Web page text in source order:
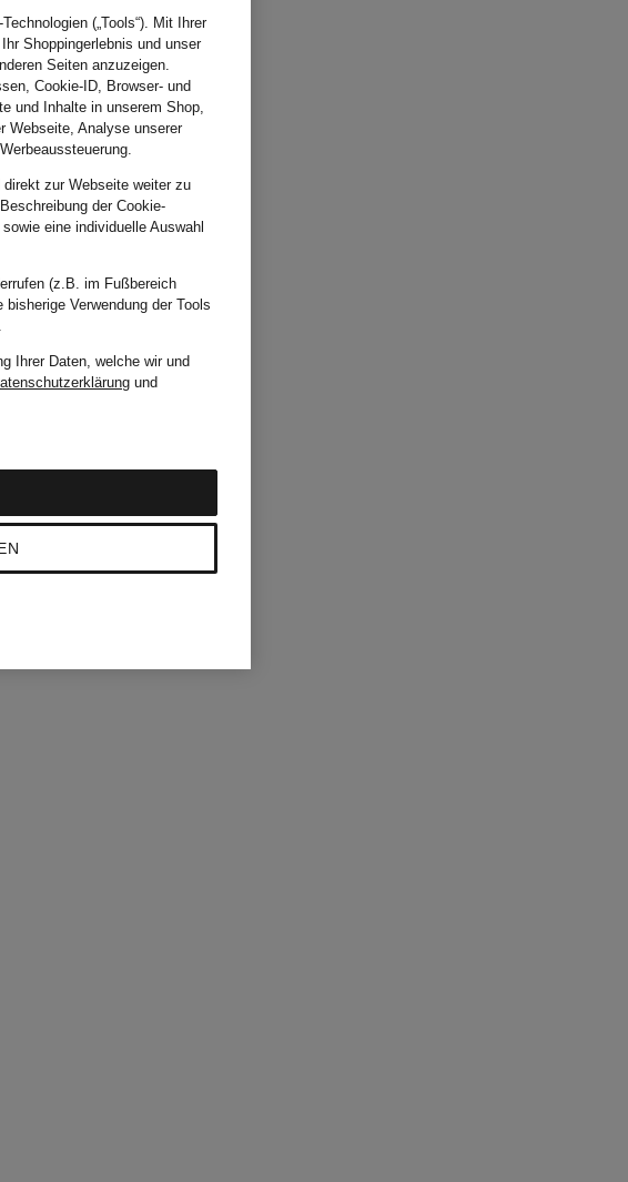
(„Tools“). Mit Ihrer
Shoppingerlebnis und unser
Seiten anzuzeigen.
Cookie-ID, Browser- und
und Inhalte in unserem Shop,
Webseite, Analyse unserer
zur Webseite weiter zu
der Cookie-
eine individuelle Auswahl
(z.B. im Fußbereich
Verwendung der Tools
Ihrer Daten, welche wir und
und